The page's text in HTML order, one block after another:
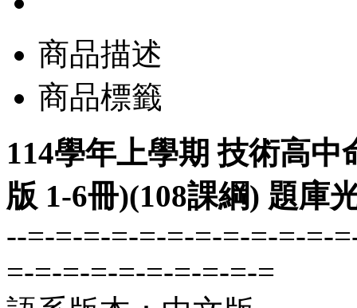
商品描述
商品標籤
114學年上學期 技術高
版 1-6冊)(108課綱) 題庫
--=-=-=-=-=-=-=-=-=-=-=-
=-=-=-=-=-=-=-=-=-=